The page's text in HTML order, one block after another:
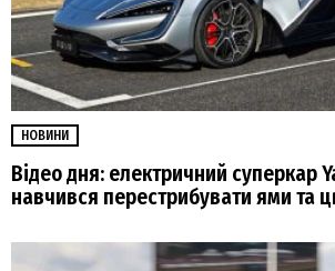
НОВИНИ
Відео дня: електричний суперкар
навчився перестрибувати ями та